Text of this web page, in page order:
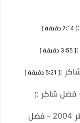
:[ 7:14 دقيقة ]
:[ 3:55 دقيقة ]
:[ 5:21 دقيقة ]
:
[
يا غايب مع / الجسمي + احلام قطر 2004 - فضل